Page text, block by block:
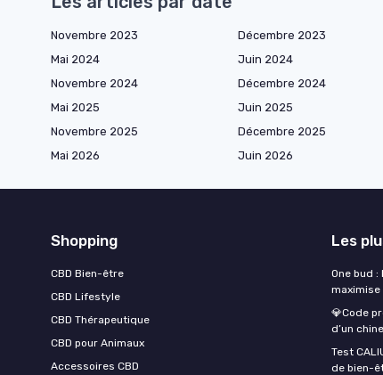
Novembre 2023 Décembre 2023
Mai 2024
Juin 2024
Novembre 2024
Décembre 2024
Mai 2025
Juin 2025
Novembre 2025
Décembre 2025
Mai 2026
Juin 2026
Shopping
CBD Bien-être
CBD Lifestyle
CBD Thérapeutique
CBD pour Animaux
Accessoires CBD
Les
One bud
💎Code
d’un
Test
de bien-